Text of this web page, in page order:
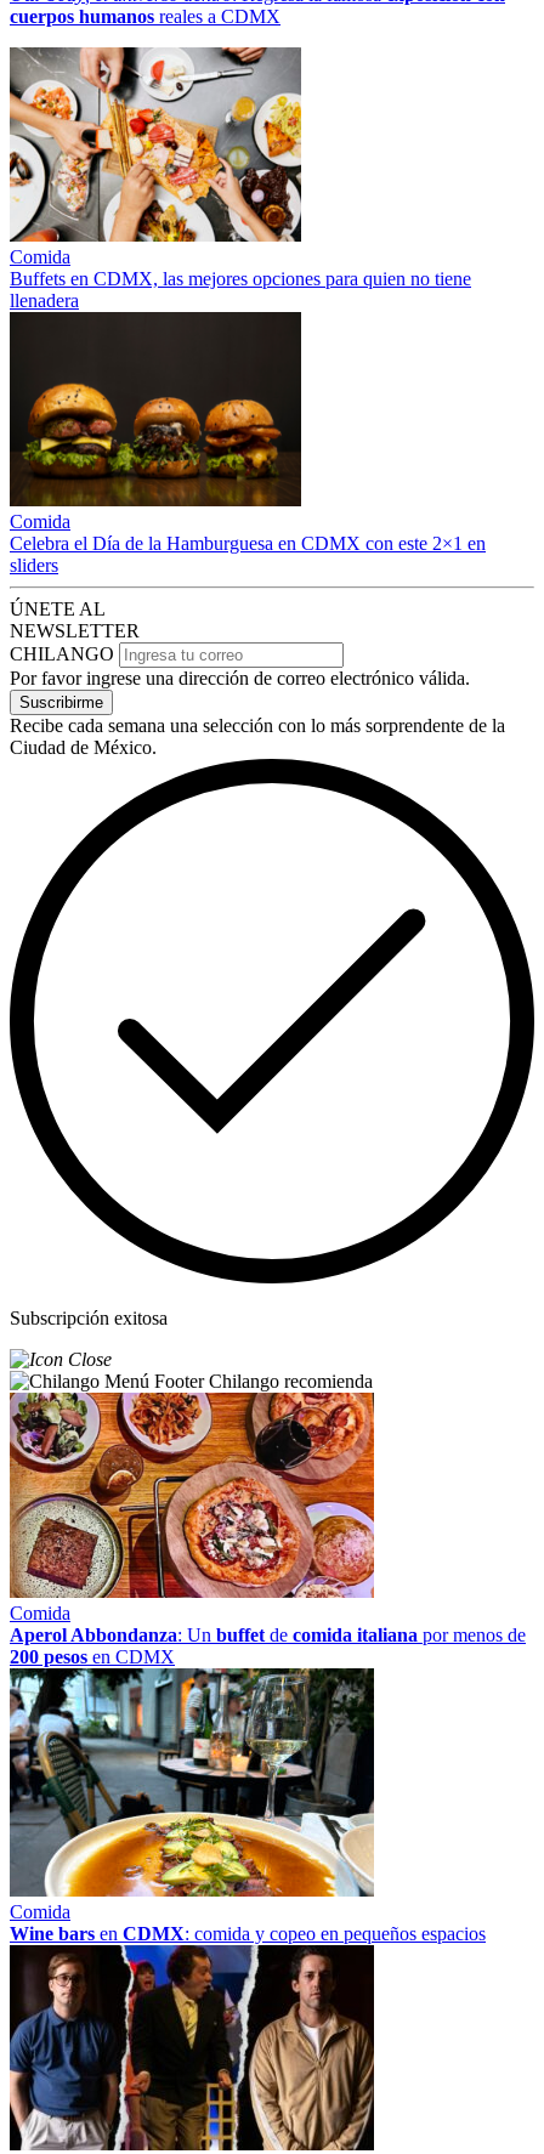
cuerpos humanos reales a CDMX
Comida
Buffets en CDMX, las mejores opciones para quien no tiene
llenadera
Comida
Celebra el Día de la Hamburguesa en CDMX con este 2×1 en
sliders
ÚNETE AL
NEWSLETTER
CHILANGO
Por favor ingrese una dirección de correo electrónico válida.
Suscribirme
Recibe cada semana una selección con lo más sorprendente de la
Ciudad de México.
Subscripción exitosa
Chilango recomienda
Comida
Aperol Abbondanza: Un buffetde comida italiana por menos de
200 pesos en CDMX
Comida
Wine bars en CDMX: comida y copeo en pequeños espacios